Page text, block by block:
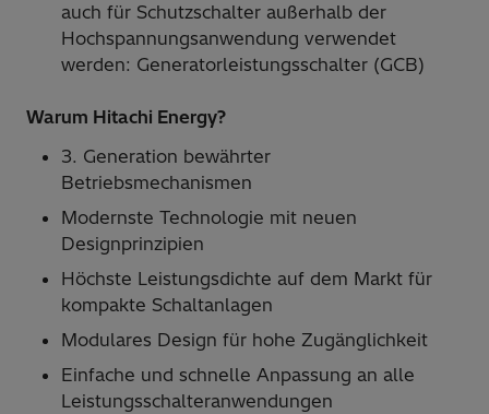
auch für Schutzschalter außerhalb der
Hochspannungsanwendung verwendet
werden: Generatorleistungsschalter (GCB)
Warum Hitachi Energy?
3. Generation bewährter
Betriebsmechanismen
Modernste Technologie mit neuen
Designprinzipien
Höchste Leistungsdichte auf dem Markt für
kompakte Schaltanlagen
Modulares Design für hohe Zugänglichkeit
Einfache und schnelle Anpassung an alle
Leistungsschalteranwendungen